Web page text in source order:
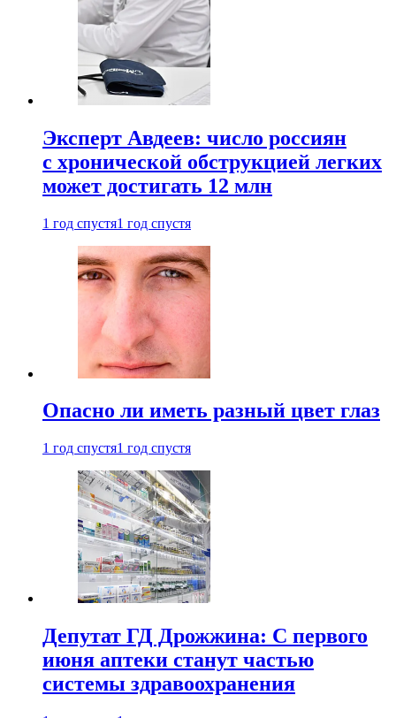
Эксперт Авдеев: число россиян
с хронической обструкцией легких
может достигать 12 млн
1 год спустя1 год спустя
Опасно ли иметь разный цвет глаз
1 год спустя1 год спустя
Депутат ГД Дрожжина: С первого
июня аптеки станут частью
системы здравоохранения